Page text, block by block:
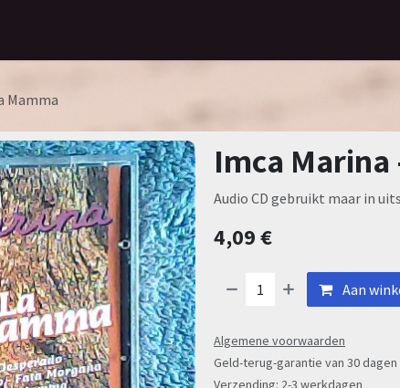
Mamma
Imca Marina
Audio CD gebruikt maar in
4,09€
Aan
Algemene voorwaarden
Geld-terug-garantie van 30 dagen
Verzending: 2-3 werkdagen